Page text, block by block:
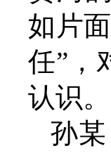
如片
任”，
认识。
孙